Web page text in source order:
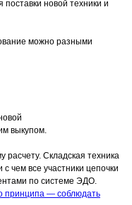
новой техники и
можно разными
выкупом.
расчету. Складская техника
чем все участники цепочки
по системе ЭДО.
принципа — соблюдать